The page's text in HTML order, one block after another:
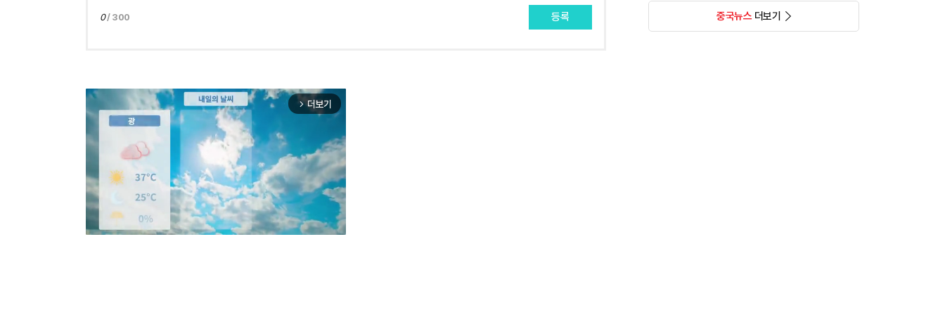
0/ 300 등록
arrow_forward_ios 더보기
중국뉴스더보기